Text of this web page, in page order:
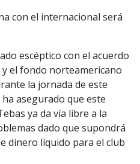
con el internacional será
escéptico con el acuerdo
el fondo norteamericano
la jornada de este
asegurado que este
ya da vía libre a la
dado que supondrá
dinero líquido para el club